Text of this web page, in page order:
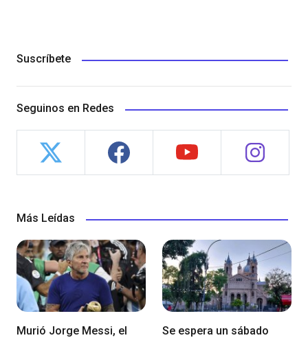
Suscríbete
Seguinos en Redes
Más Leídas
Murió Jorge Messi, el
Se espera un sábado